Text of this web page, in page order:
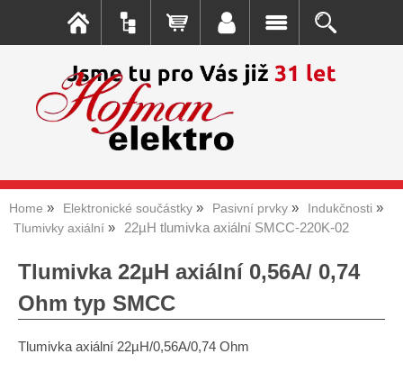
Home Elektronické součástky Pasivní prvky
Indukčnosti
Tlumivky axiální
22µH tlumivka axiální SMCC-220K-02
Tlumivka 22µH axiální 0,56A/ 0,74
Ohm typ SMCC
Tlumivka axiální 22µH/0,56A/0,74 Ohm